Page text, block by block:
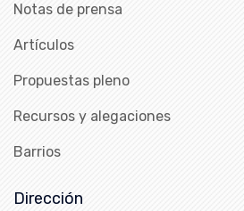
Notas de prensa
Artículos
Propuestas pleno
Recursos y alegaciones
Barrios
Dirección